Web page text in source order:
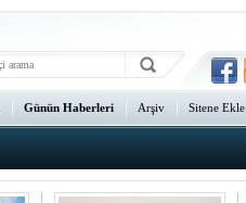
Günün Haberleri Arşiv Sitene Ekle